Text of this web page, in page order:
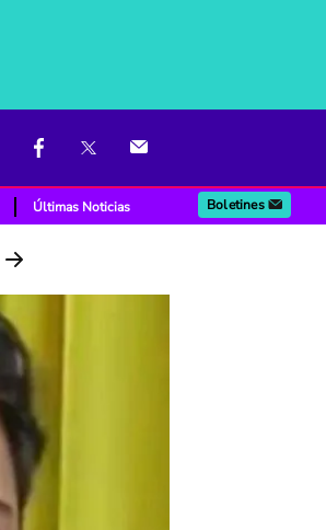
Últimas Noticias Boletines